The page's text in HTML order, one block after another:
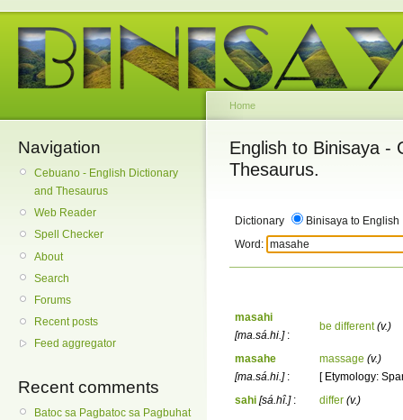
Navigation
Cebuano - English Dictionary
and Thesaurus
Web Reader
Spell Checker
About
Search
Forums
Recent posts
Feed aggregator
Recent comments
Batoc sa Pagbatoc sa Pagbuhat
Home
English to Binisaya -
Thesaurus.
Dictionary
Binisaya to English
Word:
masahi
[ma.sá.hi.]:
be different (v.)
masahe
[ma.sá.hi.]:
massage (v.)
[ Etymology:
sahi [sá.hî.]: differ (v.)